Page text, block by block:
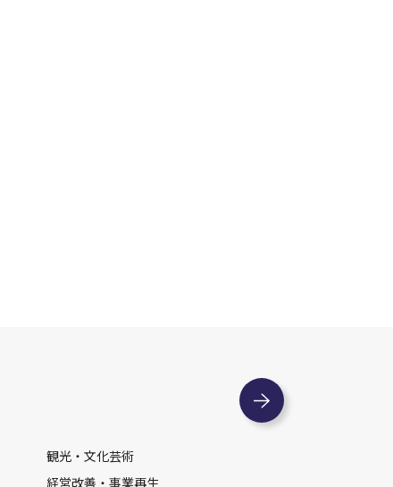
観光・文化芸術
経営改善・事業再生